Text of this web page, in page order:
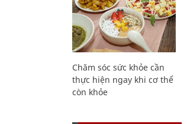
Chăm sóc sức khỏe cần
thực hiện ngay khi cơ thể
còn khỏe